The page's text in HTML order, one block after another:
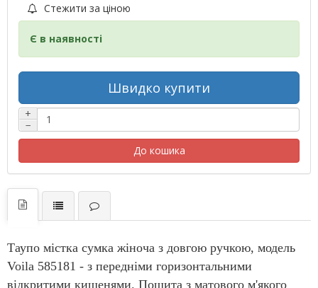
Стежити за ціною
Є в наявності
Швидко купити
+
−
До кошика
Таупо містка сумка жіноча з довгою ручкою, модель
Voila 585181 - з передніми горизонтальними
відкритими кишенями. Пошита з матового м'якого